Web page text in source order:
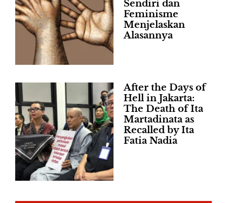
Sendiri dan
Feminisme
Menjelaskan
Alasannya
After the Days of
Hell in Jakarta:
The Death of Ita
Martadinata as
Recalled by Ita
Fatia Nadia